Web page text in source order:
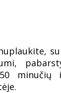
minučių